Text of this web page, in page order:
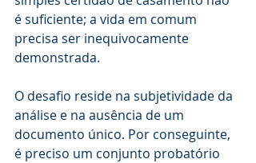
é suficiente; a vida em comum
precisa ser inequivocamente
demonstrada.
O desafio reside na subjetividade da
análise e na ausência de um
documento único. Por conseguinte,
é preciso um conjunto probatório